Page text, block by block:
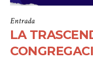
Entrada
LA